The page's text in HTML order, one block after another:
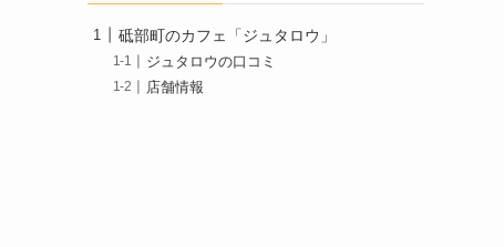
砥部町のカフェ「ジュタロウ」
ジュタロウの口コミ
店舗情報